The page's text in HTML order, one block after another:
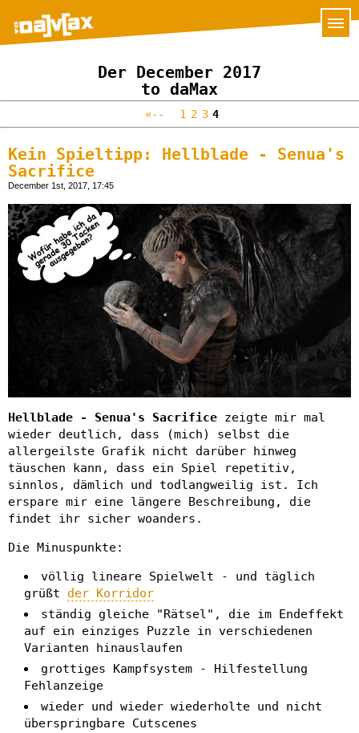
Der December 2017
to daMax
«-- 1 2 3 4
Kein Spieltipp: Hellblade - Senua's
Sacrifice
December 1st, 2017, 17:45
Hellblade - Senua's Sacrifice zeigte mir mal
wieder deutlich, dass (mich) selbst die
allergeilste Grafik nicht darüber hinweg
täuschen kann, dass ein Spiel repetitiv,
sinnlos, dämlich und todlangweilig ist. Ich
erspare mir eine längere Beschreibung, die
findet ihr sicher woanders.
Die Minuspunkte:
völlig lineare Spielwelt - und täglich
grüßt der Korridor
ständig gleiche "Rätsel", die im Endeffekt
auf ein einziges Puzzle in verschiedenen
Varianten hinauslaufen
grottiges Kampfsystem - Hilfestellung
Fehlanzeige
wieder und wieder wiederholte und nicht
überspringbare Cutscenes